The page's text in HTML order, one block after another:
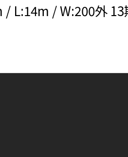
L:14m / W:200外 13